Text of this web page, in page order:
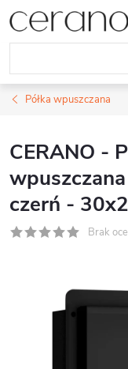
Przejść
do
treści
Półka wpuszczana
CERANO -
czerń -
Brak